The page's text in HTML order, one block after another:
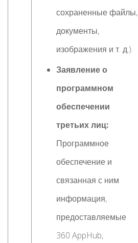
сохраненные файлы,
документы,
изображения и т. д.).
Заявление о
программном
обеспечении
третьих лиц:
Программное
обеспечение и
связанная с ним
информация,
предоставляемые
360 AppHub,